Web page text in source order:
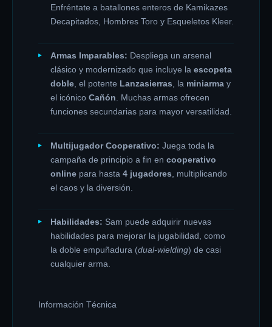
Enfréntate a batallones enteros de Kamikazes
Decapitados, Hombres Toro y Esqueletos Kleer.
Armas Imparables: Despliega un arsenal
clásico y modernizado que incluye la escopeta
doble , el potente Lanzasierras , la miniarma y
el icónico Cañón . Muchas armas ofrecen
funciones secundarias para mayor versatilidad.
Multijugador Cooperativo: Juega toda la
campaña de principio a fin en cooperativo
online para hasta 4 jugadores , multiplicando
el caos y la diversión.
Habilidades: Sam puede adquirir nuevas
habilidades para mejorar la jugabilidad, como
la doble empuñadura (dual-wielding) de casi
cualquier arma.
Información Técnica